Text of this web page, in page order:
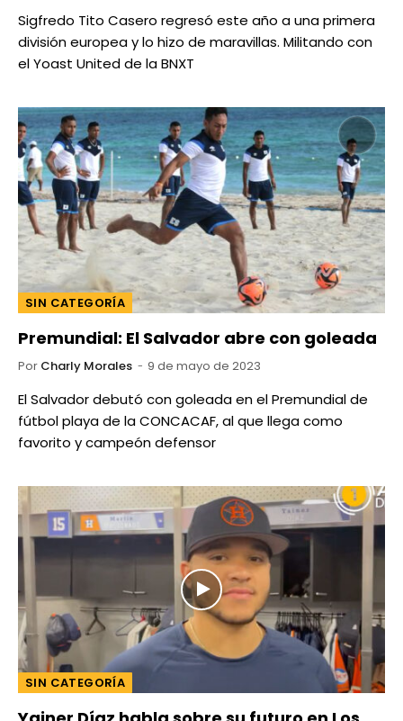
Sigfredo Tito Casero regresó este año a una primera
división europea y lo hizo de maravillas. Militando con
el Yoast United de la BNXT
SIN CATEGORÍA
Premundial: El Salvador abre con goleada
Por Charly Morales 9 de mayo de 2023
El Salvador debutó con goleada en el Premundial de
fútbol playa de la CONCACAF, al que llega como
favorito y campeón defensor
SIN CATEGORÍA